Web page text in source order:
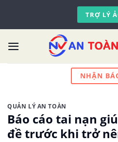
content
TRỢ LÝ
NHẬN
QUẢN LÝ AN TOÀN
Báo cáo tai nạn
đề trước khi trở